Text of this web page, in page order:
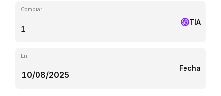
Comprar
TIA
En:
Fecha